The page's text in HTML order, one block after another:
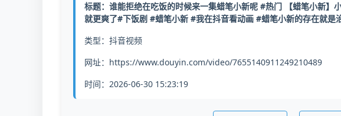
标题：谁能拒绝在吃饭的时候来一集蜡笔小新呢 #热门 【蜡笔小新】
就更爽了#下饭剧 #蜡笔小新 #我在抖音看动画 #蜡笔小新的存在就是
类型：抖音视频
网址：https://www.douyin.com/video/7655140911249210489
时间：2026-06-30 15:23:19